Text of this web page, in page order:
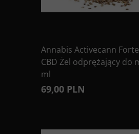
Annabis Activecann
CBD Żel odprężający do
ml
69,00 PLN